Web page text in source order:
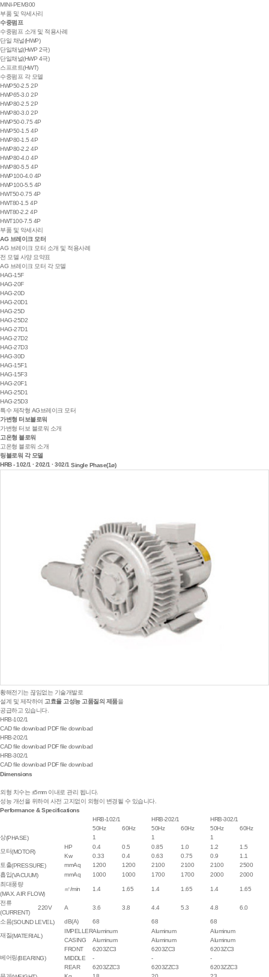
MINI-PEM300
부품 및 악세사리
수중펌프
수중펌프 소개 및 적용사례
단일 채널(HWP)
단일채널(HWP 2극)
단일채널(HWP 4극)
스프르트(HWT)
수중펌프 각 모델
HWP50-2.5 2P
HWP65-3.0 2P
HWP80-2.5 2P
HWP80-3.0 2P
HWP50-0.75 4P
HWP50-1.5 4P
HWP80-1.5 4P
HWP80-2.2 4P
HWP80-4.0 4P
HWP80-5.5 4P
HWP100-4.0 4P
HWP100-5.5 4P
HWT50-0.75 4P
HWT80-1.5 4P
HWT80-2.2 4P
HWT100-7.5 4P
부품 및 악세사리
AG 브레이크 모터
AG 브레이크 모터 소개 및 적용사례
전 모델 사양 요약표
AG 브레이크 모터 각 모델
HAG-15F
HAG-20F
HAG-20D
HAG-20D1
HAG-25D
HAG-25D2
HAG-27D1
HAG-27D2
HAG-27D3
HAG-30D
HAG-15F1
HAG-15F3
HAG-20F1
HAG-25D1
HAG-25D3
특수 제작형 AG브레이크 모터
가변형 터보블로워
가변형 터보 블로워 소개
고온형 블로워
고온형 블로워 소개
링블로워 각 모델
HRB - 102/1 · 202/1 · 302/1 Single Phase(1ø)
황해전기는 끊임없는 기술개발로
설계 및 제작하여 고효율 고성능 고품질의 제품을
공급하고 있습니다.
HRB-102/1
CAD file download PDF file download
HRB-202/1
CAD file download PDF file download
HRB-302/1
CAD file download PDF file download
Dimensions
외형 치수는 ±5mm 이내로 관리 됩니다.
성능 개선을 위하여 사전 고지없이 외형이 변경될 수 있습니다.
Performance & Specifications
HRB-102/1
HRB-202/1
HRB-302/1
50Hz
60Hz 50Hz 60Hz 50Hz
60Hz
상(PHASE) 1 1 1
모터(MOTOR)
HP 0.4 0.5 0.85 1.0 1.2
1.5
Kw
0.33 0.4 0.63 0.75 0.9
1.1
토출(PRESSURE) mmAq 1200 1200 2100 2100 2100
2500
흡입(VACUUM) mmAq 1000 1000 1700 1700 2000
2000
최대풍량
(MAX. AIR FLOW)
㎥/min 1.4 1.65 1.4 1.65 1.4 1.65
전류
(CURRENT)
220V A 3.6 3.8 4.4 5.3 4.8 6.0
소음(SOUND LEVEL) dB(A) 68 68 68
재질(MATERIAL)
IMPELLERAluminum Aluminum
Aluminum
CASING
Aluminum Aluminum Aluminum
베어링(BEARING)
FRONT 6203ZC3 6203ZC3
6203ZC3
MIDDLE
- -
-
REAR
6203ZZC3 6203ZZC3
6203ZZC3